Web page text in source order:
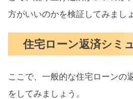
方がいいのかを検証してみましょ
住宅ローン返済シミ
ここで、一般的な住宅ローンの
をしてみましょう。